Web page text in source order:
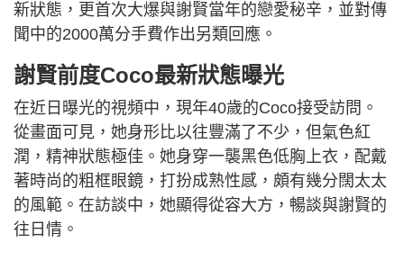
新狀態，更首次大爆與謝賢當年的戀愛秘辛，並對傳
聞中的2000萬分手費作出另類回應。
謝賢前度Coco最新狀態曝光
在近日曝光的視頻中，現年40歲的Coco接受訪問。
從畫面可見，她身形比以往豐滿了不少，但氣色紅
潤，精神狀態極佳。她身穿一襲黑色低胸上衣，配戴
著時尚的粗框眼鏡，打扮成熟性感，頗有幾分闊太太
的風範。在訪談中，她顯得從容大方，暢談與謝賢的
往日情。